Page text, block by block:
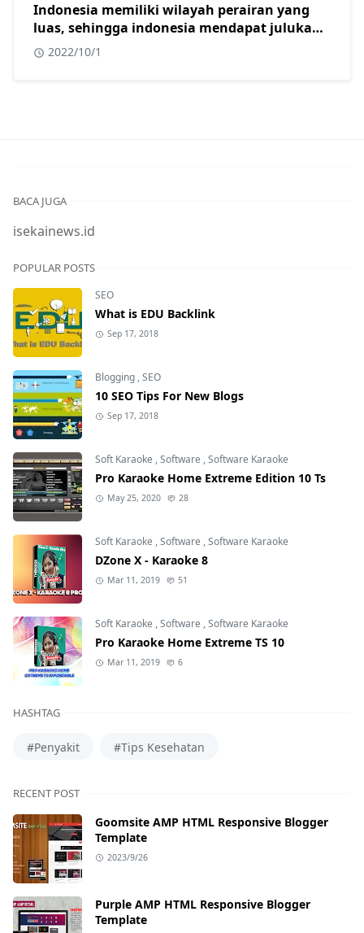
Indonesia memiliki wilayah perairan yang
luas, sehingga indonesia mendapat julukan
sebagai?
2022/10/1
BACA JUGA
isekainews.id
POPULAR POSTS
SEO
What is EDU Backlink
Sep 17, 2018
Blogging,SEO
10 SEO Tips For New Blogs
Sep 17, 2018
Soft Karaoke ,Software ,Software Karaoke
Pro Karaoke Home Extreme Edition 10 Ts
May 25, 2020 28
Soft Karaoke ,Software ,Software Karaoke
DZone X - Karaoke 8
Mar 11, 2019 51
Soft Karaoke ,Software ,Software Karaoke
Pro Karaoke Home Extreme TS 10
Mar 11, 2019 6
HASHTAG
#Penyakit #Tips Kesehatan
RECENT POST
Goomsite AMP HTML Responsive Blogger
Template
2023/9/26
Purple AMP HTML Responsive Blogger
Template